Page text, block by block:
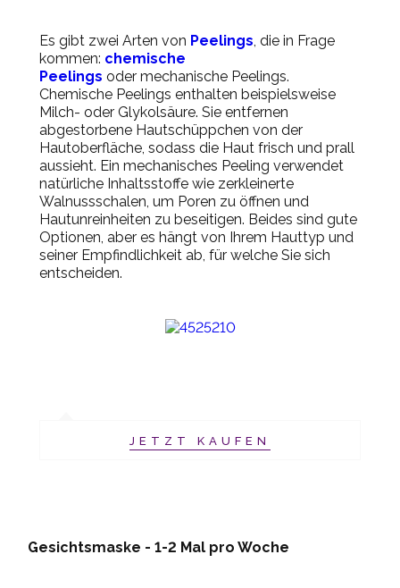
Es gibt zwei Arten von Peelings, die in Frage
kommen: chemische
Peelings oder mechanische Peelings.
Chemische Peelings enthalten beispielsweise
Milch- oder Glykolsäure. Sie entfernen
abgestorbene Hautschüppchen von der
Hautoberfläche, sodass die Haut frisch und prall
aussieht. Ein mechanisches Peeling verwendet
natürliche Inhaltsstoffe wie zerkleinerte
Walnussschalen, um Poren zu öffnen und
Hautunreinheiten zu beseitigen. Beides sind gute
Optionen, aber es hängt von Ihrem Hauttyp und
seiner Empfindlichkeit ab, für welche Sie sich
entscheiden.
JETZT KAUFEN
Gesichtsmaske - 1-2 Mal pro Woche